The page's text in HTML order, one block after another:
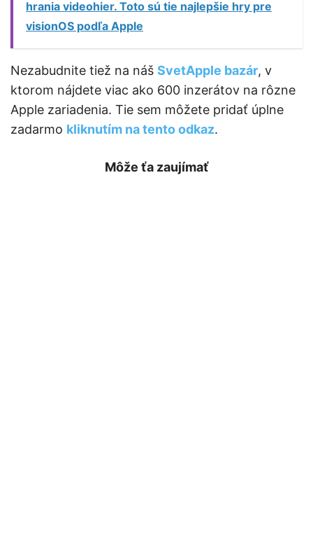
hrania videohier. Toto sú tie najlepšie hry pre
visionOS podľa Apple
Nezabudnite tiež na náš SvetApple bazár, v
ktorom nájdete viac ako 600 inzerátov na rôzne
Apple zariadenia. Tie sem môžete pridať úplne
zadarmo kliknutím na tento odkaz.
Môže ťa zaujímať